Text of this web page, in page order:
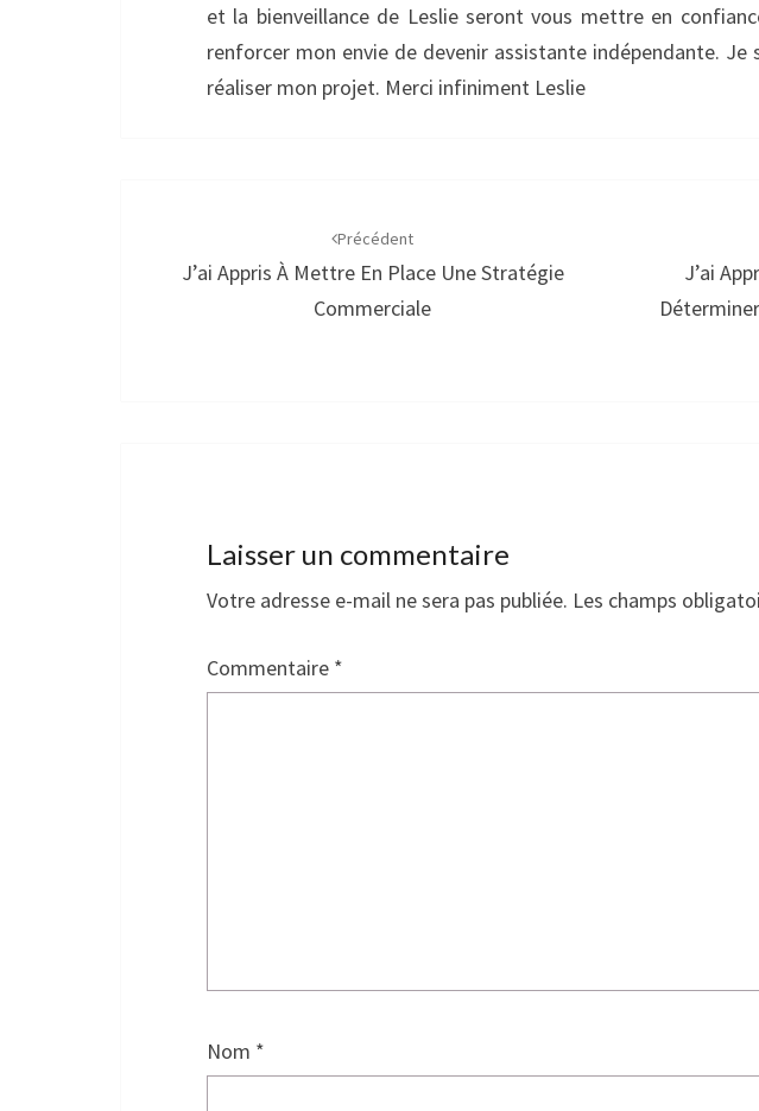
et la bienveillance de Leslie seront vous mettre en
renforcer mon envie de devenir assistante indépendante. Je
réaliser mon projet. Merci infiniment Leslie
Précédent
J’ai Appris À Mettre En Place Une Stratégie
Commerciale
J’ai
Laisser un commentaire
Votre adresse e-mail ne sera pas publiée. Les champs
Commentaire *
Nom *